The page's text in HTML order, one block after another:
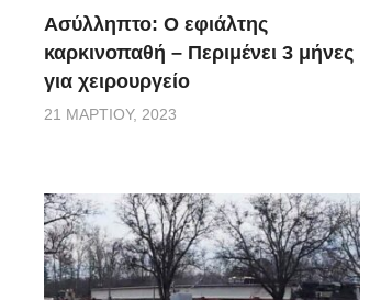
Ασύλληπτο: Ο εφιάλτης
καρκινοπαθή – Περιμένει 3 μήνες
για χειρουργείο
21 ΜΑΡΤΊΟΥ, 2023